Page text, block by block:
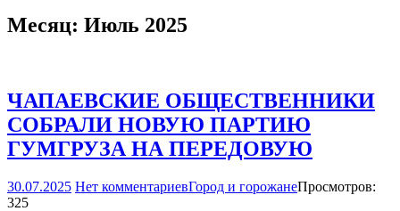
Месяц: Июль 2025
ЧАПАЕВСКИЕ ОБЩЕСТВЕННИКИ
СОБРАЛИ НОВУЮ ПАРТИЮ
ГУМГРУЗА НА ПЕРЕДОВУЮ
30.07.2025 Нет комментариевГород и горожанеПросмотров:
325